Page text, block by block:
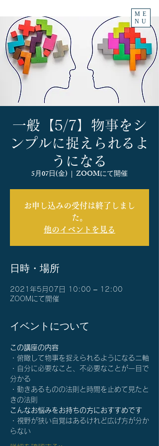
ME
NU
一般【5/7】物事をシ
ンプルに捉えられるよ
うになる
5月07日(金)
  |
ZOOMにて開催
お申し込みの受付は終了しまし
た。
他のイベントを見る
日時・場所
2021年5月07日 10:00 – 12:00
ZOOMにて開催
イベントについて
この講座の内容
・俯瞰して物事を捉えられるようになる二軸
・自分に必要なこと、不必要なことが一目で
分かる
・動きあるものの法則と時間を止めて見たと
きの法則
こんなお悩みをお持ちの方におすすめです
・視野が狭い自覚はあるけれど広げ方が分か
らない